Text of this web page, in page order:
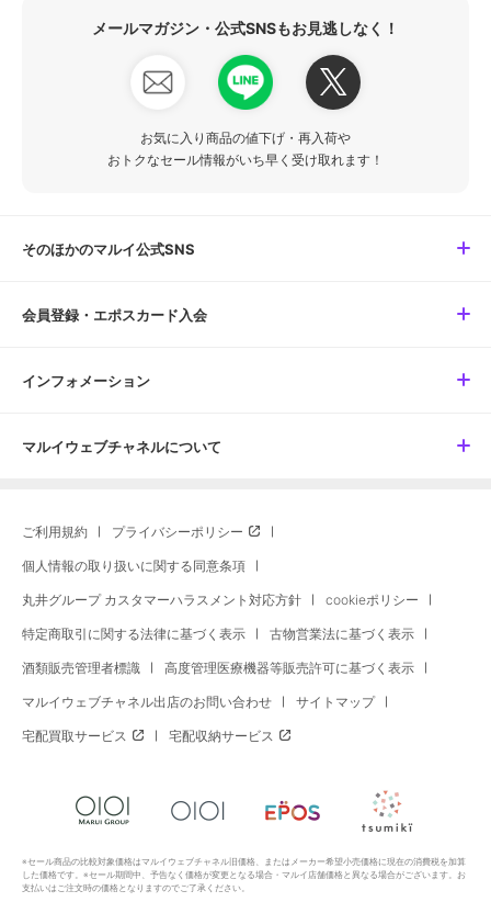
メールマガジン・公式SNSもお見逃しなく！
お気に入り商品の値下げ・再入荷や
おトクなセール情報がいち早く受け取れます！
そのほかのマルイ公式SNS
会員登録・エポスカード入会
インフォメーション
マルイウェブチャネルについて
ご利用規約 プライバシーポリシー
個人情報の取り扱いに関する同意条項
丸井グループ カスタマーハラスメント対応方針 cookieポリシー
特定商取引に関する法律に基づく表示 古物営業法に基づく表示
酒類販売管理者標識 高度管理医療機器等販売許可に基づく表示
マルイウェブチャネル出店のお問い合わせ サイトマップ
宅配買取サービス 宅配収納サービス
※セール商品の比較対象価格はマルイウェブチャネル旧価格、またはメーカー希望小売価格に現在の消費税を加算
した価格です。※セール期間中、予告なく価格が変更となる場合・マルイ店舗価格と異なる場合がございます。お
支払いはご注文時の価格となりますのでご了承ください。